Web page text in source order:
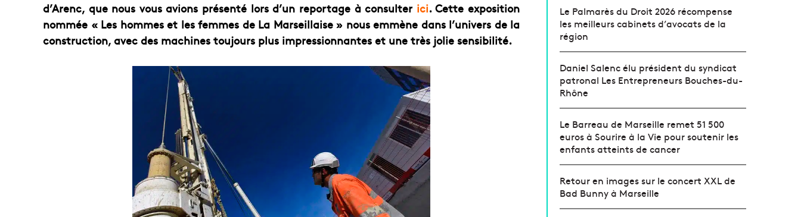
d’Arenc, que nous vous avions présenté lors d’un reportage à consulter ici. Cette exposition
nommée « Les hommes et les femmes de La Marseillaise » nous emmène dans l’univers de la
construction, avec des machines toujours plus impressionnantes et une très jolie sensibilité.
Le Palmarès du Droit 2026 récompense
les meilleurs cabinets d’avocats de la
région
Daniel Salenc élu président du syndicat
patronal Les Entrepreneurs Bouches-du-
Rhône
Le Barreau de Marseille remet 51 500
euros à Sourire à la Vie pour soutenir les
enfants atteints de cancer
Retour en images sur le concert XXL de
Bad Bunny à Marseille